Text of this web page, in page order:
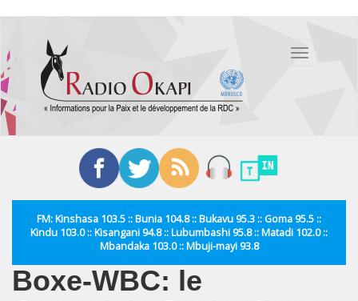
contenu
principal
Toggle
FM: Kinshasa 103.5 :: Bunia 104.8 :: Bukavu 95.3 :: Goma 95.5 ::
Kindu 103.0 :: Kisangani 94.8 :: Lubumbashi 95.8 :: Matadi 102.0 ::
Mbandaka 103.0 :: Mbuji-mayi 93.8
Boxe-WBC: le